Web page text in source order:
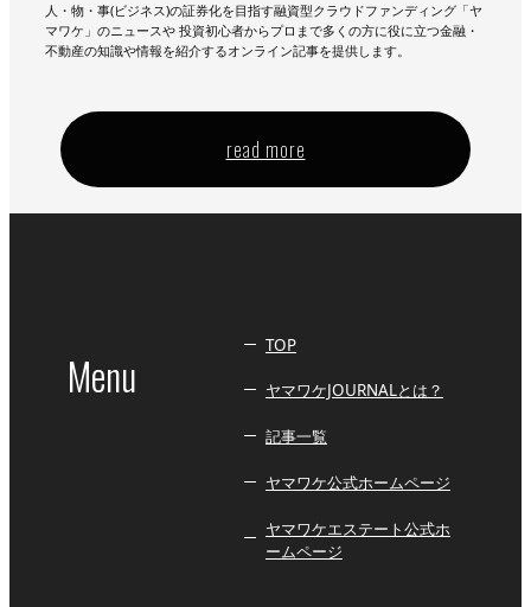
人・物・事(ビジネス)の証券化を目指す融資型クラウドファンディング「ヤ
マワケ」のニュースや 投資初心者からプロまで多くの方に役に立つ金融・
不動産の知識や情報を紹介するオンライン記事を提供します。
read more
Menu
TOP
ヤマワケJOURNALとは？
記事一覧
ヤマワケ公式ホームページ
ヤマワケエステート公式ホ
ームページ